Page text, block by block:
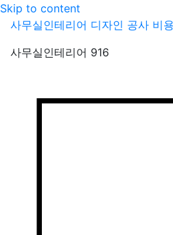
Skip to content
사무실인테리어 디자인 공사 비
사무실인테리어 916